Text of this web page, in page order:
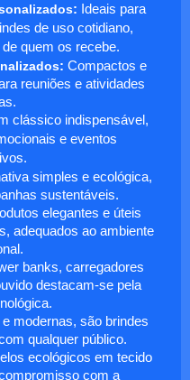
: Ideais para
de uso cotidiano,
quem os recebe.
: Compactos e
reuniões e atividades
clássico indispensável,
e eventos
simples e ecológica,
sustentáveis.
elegantes e úteis
adequados ao ambiente
banks, carregadores
destacam-se pela
e modernas, são brindes
qualquer público.
ecológicos em tecido
com a